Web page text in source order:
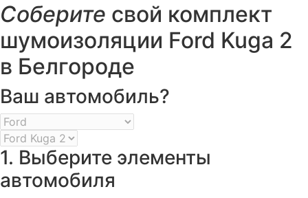
Соберите свой комплект
шумоизоляции Ford Kuga 2
в Белгороде
Ваш автомобиль?
1. Выберите элементы
автомобиля